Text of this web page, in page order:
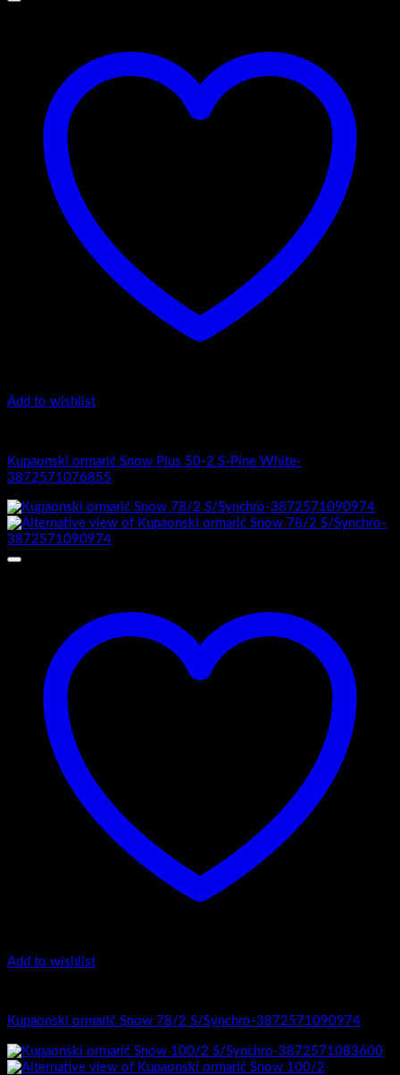
Add to wishlist
Kupaonski ormarić Snow Plus 50-2 S-Pine White-
3872571076855
Add to wishlist
Kupaonski ormarić Snow 78/2 S/Synchro-3872571090974